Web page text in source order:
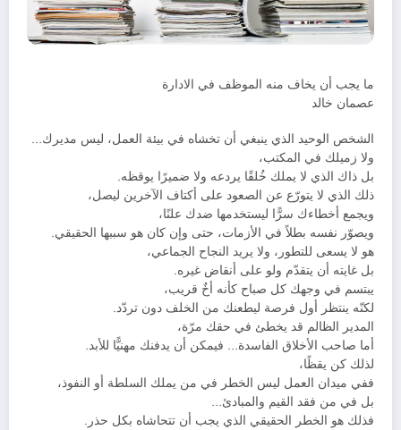
ما يجب أن يخاف منه الموظف في الادارة
عصمان خالد
الشخص الوحيد الذي ينبغي أن تخشاه في بيئة العمل، ليس مديرك…
ولا زميلك في المكتب،
بل ذاك الذي لا يملك خُلقًا يردعه ولا ضميرًا يوقظه.
ذلك الذي لا يتورّع عن الصعود على أكتاف الآخرين ليصل،
ويجمع أخطاءك سرًّا ليستخدمها ضدك علنًا،
ويصوّر نفسه بطلاً في الأزمات، حتى وإن كان هو سببها الحقيقي.
هو لا يسعى للتطور، ولا يريد النجاح الجماعي،
بل غايته أن يتقدّم ولو على أنقاض غيره.
يبتسم في وجهك كل صباح كأنه أخٌ قريب،
لكنّه ينتظر أول فرصة ليطعنك من الخلف دون تردّد.
المدير الظالم قد يخطئ في حقك مرّة،
أما صاحب الأخلاق الفاسدة… فيمكن أن يدفنك مهنيًّا للأبد.
لذلك كن يقظًا،
ففي ميدان العمل ليس الخطر في من يملك السلطة أو النفوذ،
بل في من فقد القيم والمبادئ…
فذلك هو الخطر الحقيقي الذي يجب أن تتحاشاه بكل حذر.